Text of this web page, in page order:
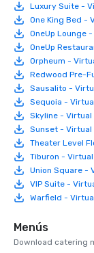
Luxury Suite -
One King Bed -
OneUp Lounge
OneUp
Orpheum -
Redwood Pre-
Sausalito -
Sequoia -
Skyline - Virtual
Sunset - Virtual
Theater Level
Tiburon - Virtual
Union Square -
VIP Suite -
Warfield -
Menús
Download catering